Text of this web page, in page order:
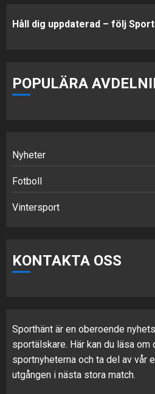
Håll dig uppdaterad – följ
POPULÄRA
Nyheter
Fotboll
Vintersport
KONTAKTA OSS
Sporthänt är en oberoende
sportälskare. Här kan du läsa om
sportnyheterna och ta del av vår
utgången i nästa stora match.